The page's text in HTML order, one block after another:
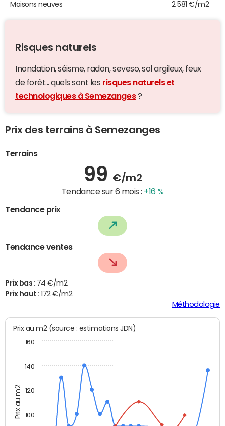
Maisons neuves 2 581 €/m2
Risques naturels
Inondation, séisme, radon, seveso, sol argileux, feux
de forêt... quels sont les risques naturels et
technologiques à Semezanges?
Prix des terrains à Semezanges
Terrains
99 €/m2
Tendance sur 6 mois : +16 %
Tendance prix
Tendance ventes
Prix bas : 74 €/m2
Prix haut : 172 €/m2
Méthodologie
Prix au m2
Prix au m2 (source : estimations JDN)
100
120
140
160